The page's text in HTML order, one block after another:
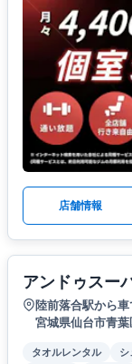
店舗情報
アンドゥスー
陸前落合駅から
宮城県仙台市青
タオルレンタル シ